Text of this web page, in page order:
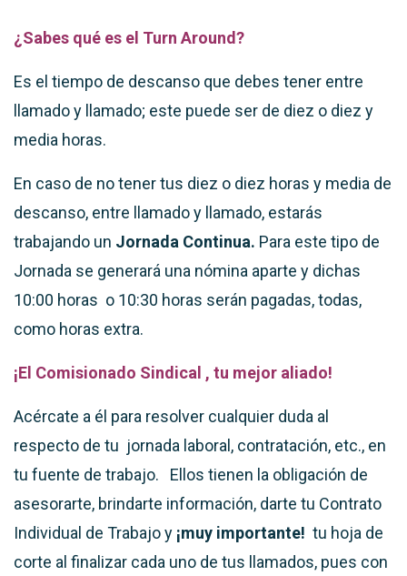
¿Sabes qué es el Turn Around?
Es el tiempo de descanso que debes tener entre
llamado y llamado; este puede ser de diez o diez y
media horas.
En caso de no tener tus diez o diez horas y media de
descanso, entre llamado y llamado, estarás
trabajando un Jornada Continua. Para este tipo de
Jornada se generará una nómina aparte y dichas
10:00 horas o 10:30 horas serán pagadas, todas,
como horas extra.
¡El Comisionado Sindical , tu mejor aliado!
Acércate a él para resolver cualquier duda al
respecto de tu jornada laboral, contratación, etc., en
tu fuente de trabajo. Ellos tienen la obligación de
asesorarte, brindarte información, darte tu Contrato
Individual de Trabajo y ¡muy importante! tu hoja de
corte al finalizar cada uno de tus llamados, pues con